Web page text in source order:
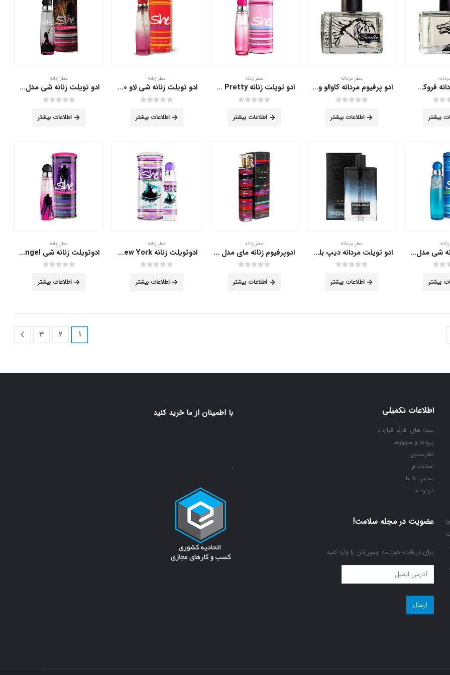
می
باشد.
گزینه
ها
می
باشد.
گزینه
ها
صفحه
ادو پرفیوم مردانه فروکس ورسای 75 میلی لیتر
بیشتر
عطر مردانه
ادو پرفیوم مردانه کاوالو ورسای 75 میلی لیتر
اطلاعات بیشتر
عطر زنانه
ادو تویلت زنانه She is Pretty حجم 50 میلی لیتر
اطلاعات بیشتر
عطر زنانه
ادو تویلت زنانه شی لاو 50 میلی لیتر
اطلاعات بیشتر
عطر زنانه
ادو تویلت زنانه شی مدل Clubber حجم 50 میلی لیتر
اطلاعات بیشتر
ادو تویلت زنانه شی مدل Cool حجم 50 میلی لیتر
بیشتر
عطر مردانه
ادو تویلت مردانه دیپ بلو پلیس 100 میلی لیتر
اطلاعات بیشتر
عطر زنانه
ادوپرفیوم زنانه مای مدل سموا ۱۰۰ میلی لیتر
اطلاعات بیشتر
عطر زنانه
ادوتویلت زنانه New York شی 50 میلی لیتر
اطلاعات بیشتر
عطر زنانه
ادوتویلت زنانه شی Angel حجم 50 میلی لیتر
اطلاعات بیشتر
1
2
3
اطلاعات تکمیلی
بیمه های طرف قرارداد
پروانه و مجوزها
نظرسنجی
استخدام
تماس با ما
درباره ما
عضویت در مجله سلامت!
برای دریافت خبرنامه ایمیل‌تان را وارد کنید.
عضویت
در
مجله
سلامت!
با اطمينان از ما خريد كنيد